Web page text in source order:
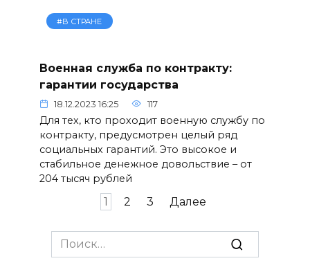
#В СТРАНЕ
Военная служба по контракту:
гарантии государства
18.12.2023 16:25 117
Для тех, кто проходит военную службу по
контракту, предусмотрен целый ряд
социальных гарантий. Это высокое и
стабильное денежное довольствие – от
204 тысяч рублей
1 2 3 Далее
Search
for: